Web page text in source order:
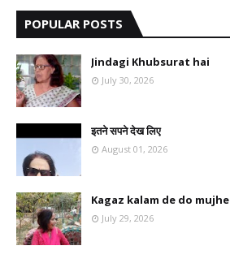
POPULAR POSTS
Jindagi Khubsurat hai
July 30, 2026
इतने सपने देख लिए
August 01, 2026
Kagaz kalam de do mujhe
July 29, 2026